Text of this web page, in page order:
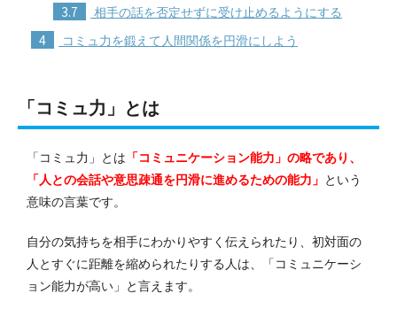
3.7 相手の話を否定せずに受け止めるようにする
4 コミュ力を鍛えて人間関係を円滑にしよう
「コミュ力」とは
「コミュ力」とは 「コミュニケーション能力」の略であり、
「人との会話や意思疎通を円滑に進めるための能力」 という
意味の言葉です。
自分の気持ちを相手にわかりやすく伝えられたり、初対面の
人とすぐに距離を縮められたりする人は、「コミュニケーシ
ョン能力が高い」と言えます。